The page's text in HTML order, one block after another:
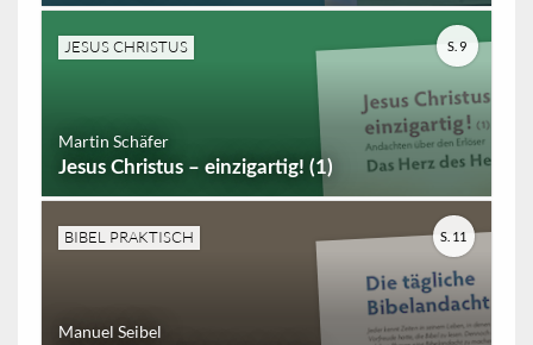
JESUS CHRISTUS
Martin Schäfer
Jesus Christus – einzigartig! (1)
S. 9
BIBEL PRAKTISCH
Manuel Seibel
S. 11